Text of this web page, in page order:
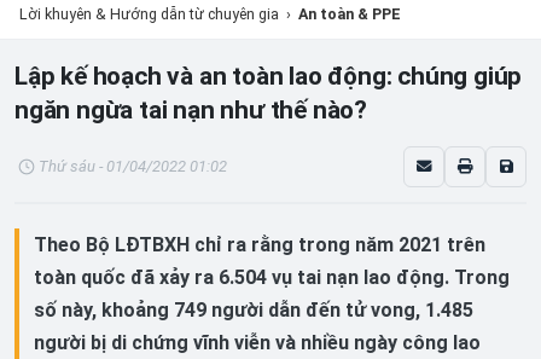
Lời khuyên & Hướng dẫn từ chuyên gia › An toàn & PPE
Lập kế hoạch và an toàn lao động: chúng giúp
ngăn ngừa tai nạn như thế nào?
Thứ sáu - 01/04/2022 01:02
Theo Bộ LĐTBXH chỉ ra rằng trong năm 2021 trên
toàn quốc đã xảy ra 6.504 vụ tai nạn lao động. Trong
số này, khoảng 749 người dẫn đến tử vong, 1.485
người bị di chứng vĩnh viễn và nhiều ngày công lao